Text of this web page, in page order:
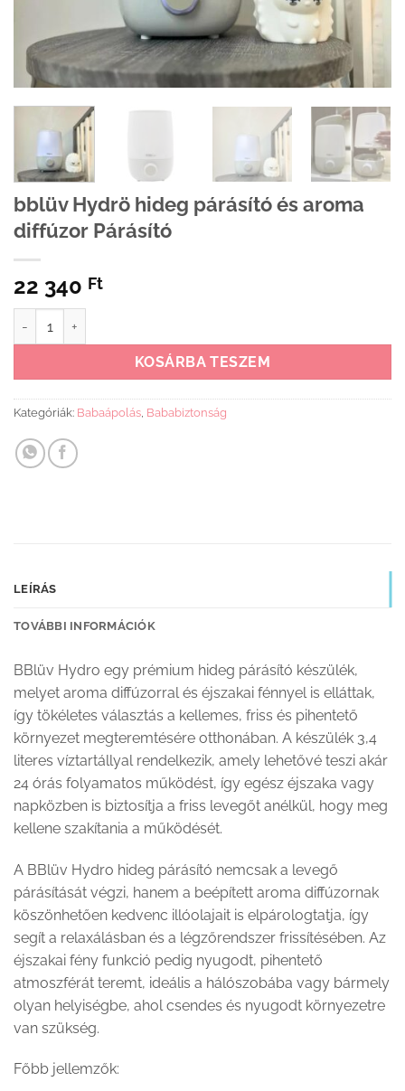
bblüv Hydrö hideg párásító és aroma
diffúzor Párásító
22 340 Ft
KOSÁRBA TESZEM
Kategóriák: Babaápolás Bababiztonság
LEÍRÁS
TOVÁBBI INFORMÁCIÓK
BBlüv Hydro egy prémium hideg párásító készülék,
melyet aroma diffúzorral és éjszakai fénnyel is elláttak,
így tökéletes választás a kellemes, friss és pihentető
környezet megteremtésére otthonában. A készülék 3,4
literes víztartállyal rendelkezik, amely lehetővé teszi akár
24 órás folyamatos működést, így egész éjszaka vagy
napközben is biztosítja a friss levegőt anélkül, hogy meg
kellene szakítania a működését.
A BBlüv Hydro hideg párásító nemcsak a levegő
párásítását végzi, hanem a beépített aroma diffúzornak
köszönhetően kedvenc illóolajait is elpárologtatja, így
segít a relaxálásban és a légzőrendszer frissítésében. Az
éjszakai fény funkció pedig nyugodt, pihentető
atmoszférát teremt, ideális a hálószobába vagy bármely
olyan helyiségbe, ahol csendes és nyugodt környezetre
van szükség.
Főbb jellemzők: